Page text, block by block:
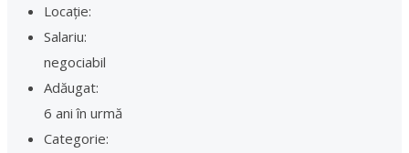
Locație:
Salariu:
negociabil
Adăugat:
6 ani în urmă
Categorie: